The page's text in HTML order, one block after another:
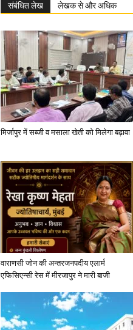
संबंधित लेख लेखक से और अधिक
मिर्जापुर में सब्जी व मसाला खेती को मिलेगा बढ़ावा
वाराणसी जोन की अन्तरजनपदीय एलार्म
एफिसिएन्सी रेस में मीरजापुर ने मारी बाजी